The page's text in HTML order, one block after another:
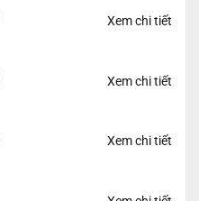
Xem chi tiết
Xem chi tiết
Xem chi tiết